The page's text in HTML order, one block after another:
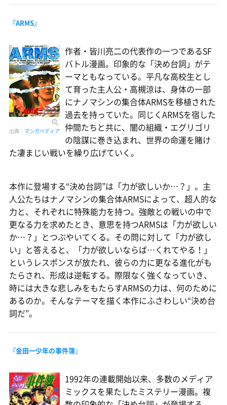
『ARMS』
出典： マンガペディア
作者・皆川亮二の代表作の一つであるSF
バトル漫画。印象的な「決め台詞」がテ
ーマともなっている。平凡な高校生とし
て育った主人公・高槻涼は、身体の一部
にナノマシンの集合体ARMSを移植された
過去を持っていた。同じくARMSを宿した
仲間たちと共に、闇の組織・エグリゴリ
の陰謀に巻き込まれ、世界の命運を賭け
た凄まじい戦いを繰り広げていく。
本作に登場する“決め台詞”は「力が欲しいか…？」。主
人公たちはナノマシンの集合体ARMSによって、超人的な
力と、それぞれに特殊能力を持つ。強敵との戦いの中で
更なる力を求めたとき、意思を持つARMSは「力が欲しい
か…？」とつぶやいてくる。その問に対して「力が欲し
い」と答えると、「力が欲しいならば…くれてやる！」
というレスポンスが放たれ、彼らの力に更なる進化がも
たらされ、形成は逆転する。際限なく強くなっていき、
時には大きな悲しみをもたらすARMSの力は、何のために
あるのか。そんなテーマを描く本作にふさわしい“決め台
詞だ”。
『金田一少年の事件簿』
1992年の連載開始以来、多数のメディア
ミックスを果たしたミステリー漫画。複